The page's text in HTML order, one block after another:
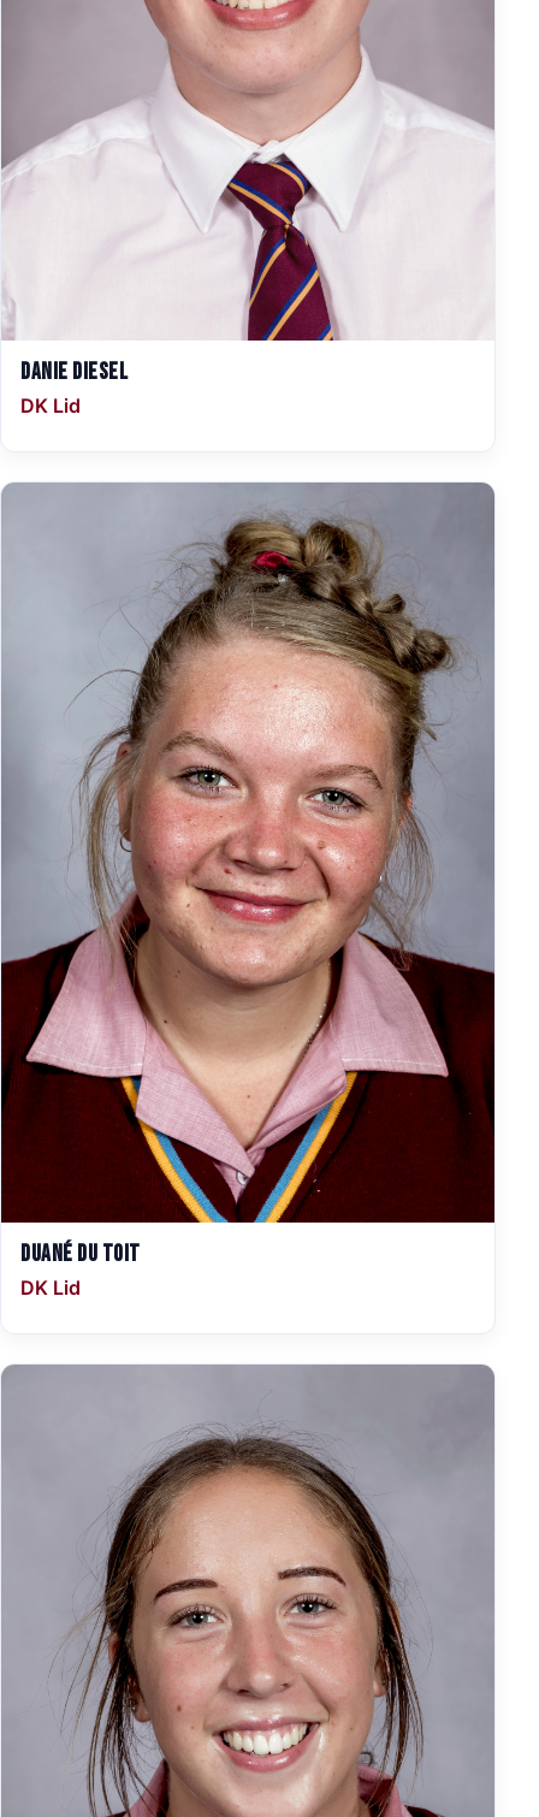
Danie Diesel
DK Lid
Duané Du Toit
DK Lid